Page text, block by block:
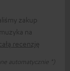
zakup
na
recenzję
automatycznie *)